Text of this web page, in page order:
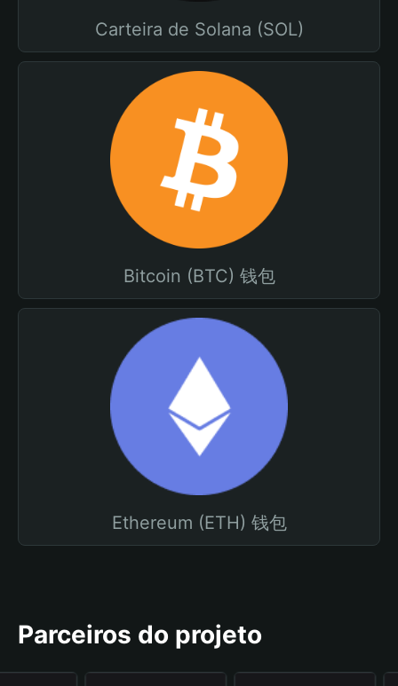
Carteira de Solana (SOL)
Bitcoin (BTC) 钱包
Ethereum (ETH) 钱包
Parceiros do projeto